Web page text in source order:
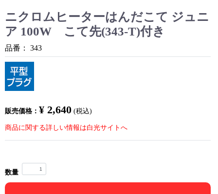
ニクロムヒーターはんだこて ジュニ
ア 100W こて先(343-T)付き
品番： 343
販売価格： ¥ 2,640 (税込)
商品に関する詳しい情報は白光サイトへ
数量